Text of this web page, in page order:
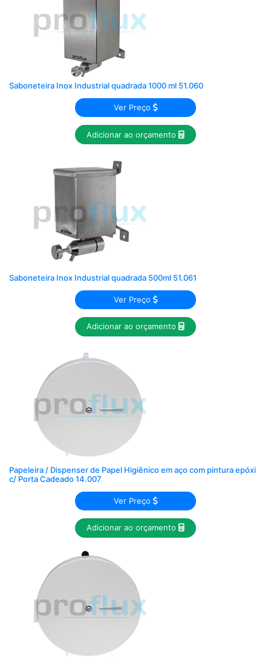
Saboneteira Inox Industrial quadrada 1000 ml 51.060
Ver Preço
Adicionar ao orçamento
Saboneteira Inox Industrial quadrada 500ml 51.061
Ver Preço
Adicionar ao orçamento
Papeleira / Dispenser de Papel Higiênico em aço com pintura epóxi
c/ Porta Cadeado 14.007
Ver Preço
Adicionar ao orçamento